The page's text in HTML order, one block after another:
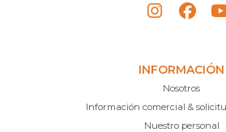
INFORMACIÓN
Nosotros
Información comercial &
Nuestro personal